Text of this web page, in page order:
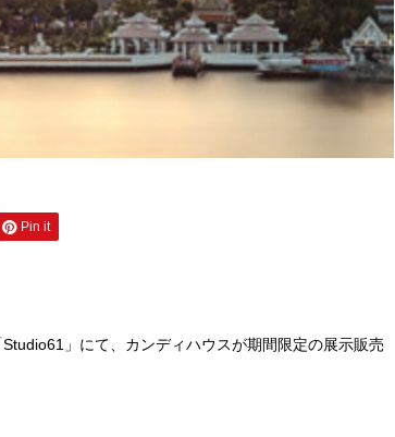
Pin it
」にて、カンディハウスが期間限定の展示販売